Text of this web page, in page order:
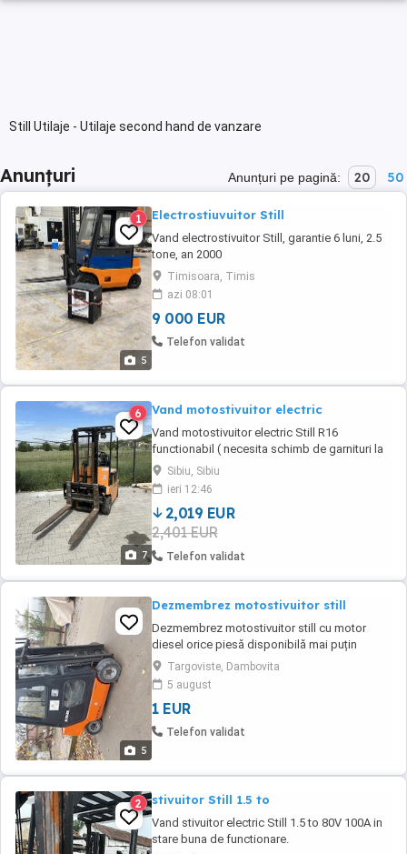
Still Utilaje - Utilaje second hand de vanzare
Anunțuri Anunțuri pe pagină: 20 50
5
1 Electrostiuvuitor Still
Vand electrostivuitor Still, garantie 6 luni, 2.5
tone, an 2000
Timisoara, Timis
azi 08:01
9 000 EUR
Telefon validat
7
6 Vand motostivuitor electric
Vand motostivuitor electric Still R16
functionabil ( necesita schimb de garnituri la
catarg ,urme ulei ) ridicare 1600 kg . La
stivuitor sunt si doua roti de rezerva noi .Pret
negociabil 10600 ron
Sibiu, Sibiu
ieri 12:46
2,019 EUR
2,401 EUR
Telefon validat
5
Dezmembrez motostivuitor still
Dezmembrez motostivuitor still cu motor
diesel orice piesă disponibilă mai puțin
catargul și puntea fata
Targoviste, Dambovita
5 august
1 EUR
Telefon validat
2 stivuitor Still 1.5 to
Vand stivuitor electric Still 1.5 to 80V 100A in
stare buna de functionare.